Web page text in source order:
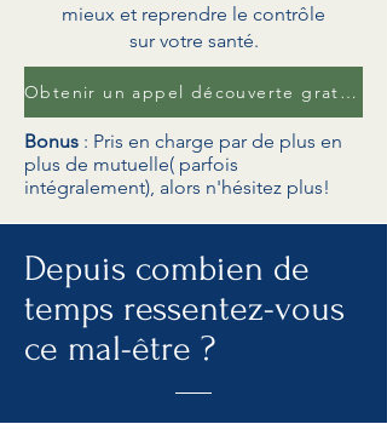
mieux et reprendre le contrôle
sur votre santé.
Obtenir un appel découverte gratuit de 30 min
Bonus : Pris en charge par de plus en
plus de mutuelle( parfois
intégralement), alors n'hésitez plus!
Depuis combien de
temps ressentez-vous
ce mal-être ?